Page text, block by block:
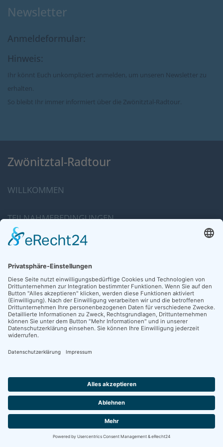
Newsletter
Anmeldeformular:
Hinweis:
Ihr könnt Euch unkompliziert anmelden, um unseren Newsletter zu
erhalten.
So bleibt Ihr immer informiert über die Zwönitztal-Radtour.
Zwönitztal-Radtour
WILLKOMMEN
TEILNAHMEBEDINGUNGEN
SPONSOREN
KONTAKT
ANFAHRT
PARKEN
IMPRESSUM
DATENSCHUTZ
COOKIE-EINSTELLUNGEN
KLAUS-NEUKIRCHNER-RUNDE
ARCHIV
TOUR 2019
TOUR 2018
TOUR 2016
TOUR 2015